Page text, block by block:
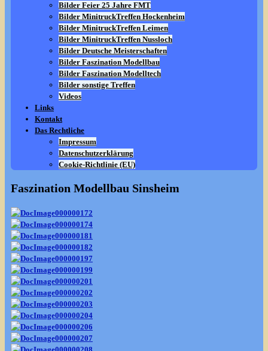
Bilder Feier 25 Jahre FMT
Bilder MinitruckTreffen Hockenheim
Bilder MinitruckTreffen Leimen
Bilder MinitruckTreffen Nussloch
Bilder Deutsche Meisterschaften
Bilder Faszination Modellbau
Bilder Faszination Modelltech
Bilder sonstige Treffen
Videos
Links
Kontakt
Das Rechtliche
Impressum
Datenschutzerklärung
Cookie-Richtlinie (EU)
Faszination Modellbau Sinsheim